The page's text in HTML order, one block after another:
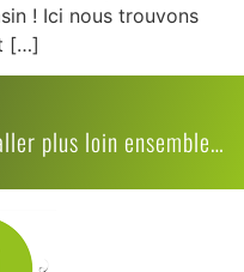
! Ici nous trouvons
[…]
plus loin ensemble…